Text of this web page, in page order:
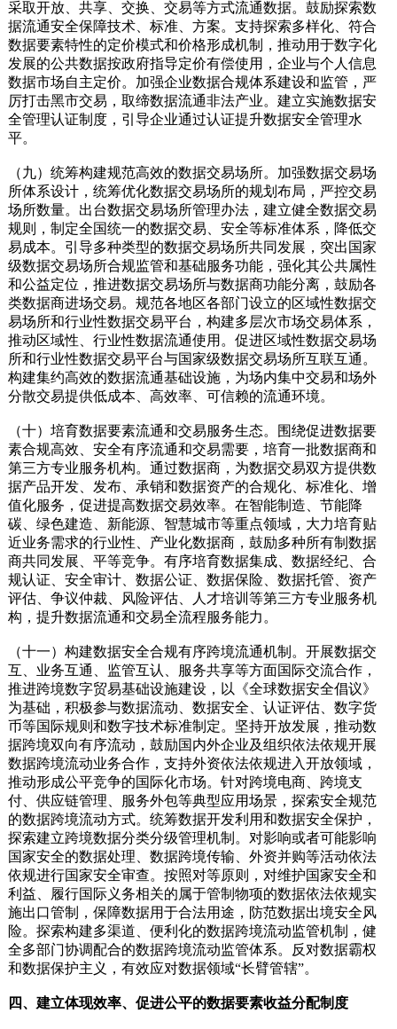
采取开放、共享、交换、交易等方式流通数据。鼓励探索数
据流通安全保障技术、标准、方案。支持探索多样化、符合
数据要素特性的定价模式和价格形成机制，推动用于数字化
发展的公共数据按政府指导定价有偿使用，企业与个人信息
数据市场自主定价。加强企业数据合规体系建设和监管，严
厉打击黑市交易，取缔数据流通非法产业。建立实施数据安
全管理认证制度，引导企业通过认证提升数据安全管理水
平。
（九）统筹构建规范高效的数据交易场所。加强数据交易场
所体系设计，统筹优化数据交易场所的规划布局，严控交易
场所数量。出台数据交易场所管理办法，建立健全数据交易
规则，制定全国统一的数据交易、安全等标准体系，降低交
易成本。引导多种类型的数据交易场所共同发展，突出国家
级数据交易场所合规监管和基础服务功能，强化其公共属性
和公益定位，推进数据交易场所与数据商功能分离，鼓励各
类数据商进场交易。规范各地区各部门设立的区域性数据交
易场所和行业性数据交易平台，构建多层次市场交易体系，
推动区域性、行业性数据流通使用。促进区域性数据交易场
所和行业性数据交易平台与国家级数据交易场所互联互通。
构建集约高效的数据流通基础设施，为场内集中交易和场外
分散交易提供低成本、高效率、可信赖的流通环境。
（十）培育数据要素流通和交易服务生态。围绕促进数据要
素合规高效、安全有序流通和交易需要，培育一批数据商和
第三方专业服务机构。通过数据商，为数据交易双方提供数
据产品开发、发布、承销和数据资产的合规化、标准化、增
值化服务，促进提高数据交易效率。在智能制造、节能降
碳、绿色建造、新能源、智慧城市等重点领域，大力培育贴
近业务需求的行业性、产业化数据商，鼓励多种所有制数据
商共同发展、平等竞争。有序培育数据集成、数据经纪、合
规认证、安全审计、数据公证、数据保险、数据托管、资产
评估、争议仲裁、风险评估、人才培训等第三方专业服务机
构，提升数据流通和交易全流程服务能力。
（十一）构建数据安全合规有序跨境流通机制。开展数据交
互、业务互通、监管互认、服务共享等方面国际交流合作，
推进跨境数字贸易基础设施建设，以《全球数据安全倡议》
为基础，积极参与数据流动、数据安全、认证评估、数字货
币等国际规则和数字技术标准制定。坚持开放发展，推动数
据跨境双向有序流动，鼓励国内外企业及组织依法依规开展
数据跨境流动业务合作，支持外资依法依规进入开放领域，
推动形成公平竞争的国际化市场。针对跨境电商、跨境支
付、供应链管理、服务外包等典型应用场景，探索安全规范
的数据跨境流动方式。统筹数据开发利用和数据安全保护，
探索建立跨境数据分类分级管理机制。对影响或者可能影响
国家安全的数据处理、数据跨境传输、外资并购等活动依法
依规进行国家安全审查。按照对等原则，对维护国家安全和
利益、履行国际义务相关的属于管制物项的数据依法依规实
施出口管制，保障数据用于合法用途，防范数据出境安全风
险。探索构建多渠道、便利化的数据跨境流动监管机制，健
全多部门协调配合的数据跨境流动监管体系。反对数据霸权
和数据保护主义，有效应对数据领域“长臂管辖”。
四、建立体现效率、促进公平的数据要素收益分配制度